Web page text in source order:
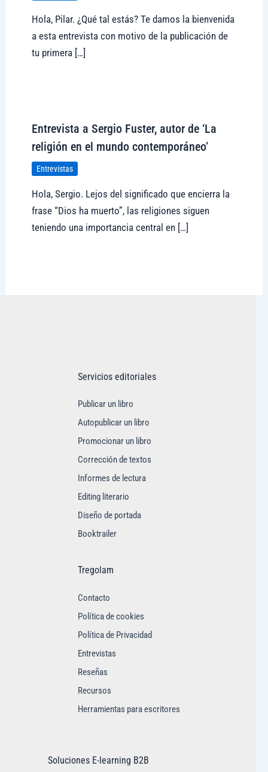
Hola, Pilar. ¿Qué tal estás? Te damos la bienvenida
a esta entrevista con motivo de la publicación de
tu primera […]
Entrevista a Sergio Fuster, autor de ‘La
religión en el mundo contemporáneo’
Entrevistas
Hola, Sergio. Lejos del significado que encierra la
frase “Dios ha muerto”, las religiones siguen
teniendo una importancia central en […]
Servicios editoriales
Publicar un libro
Autopublicar un libro
Promocionar un libro
Corrección de textos
Informes de lectura
Editing literario
Diseño de portada
Booktrailer
Tregolam
Contacto
Política de cookies
Política de Privacidad
Entrevistas
Reseñas
Recursos
Herramientas para escritores
Soluciones E-learning B2B